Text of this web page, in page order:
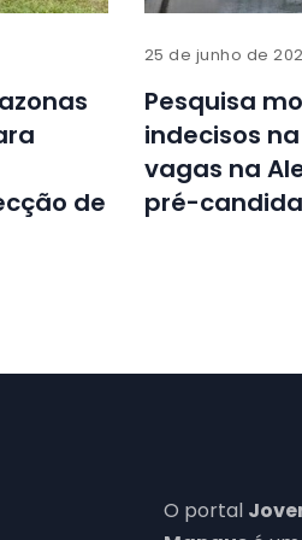
de
25 de junho de
Pesquisa
indecisos
vagas na
pré-
O portal